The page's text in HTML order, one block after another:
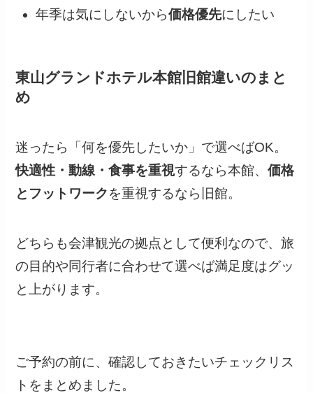
年季は気にしないから価格優先にしたい
東山グランドホテル本館旧館違いのまと
め
迷ったら「何を優先したいか」で選べばOK。
快適性・動線・食事を重視するなら本館、価格
とフットワークを重視するなら旧館。
どちらも会津観光の拠点として便利なので、旅
の目的や同行者に合わせて選べば満足度はグッ
と上がります。
ご予約の前に、確認しておきたいチェックリス
トをまとめました。